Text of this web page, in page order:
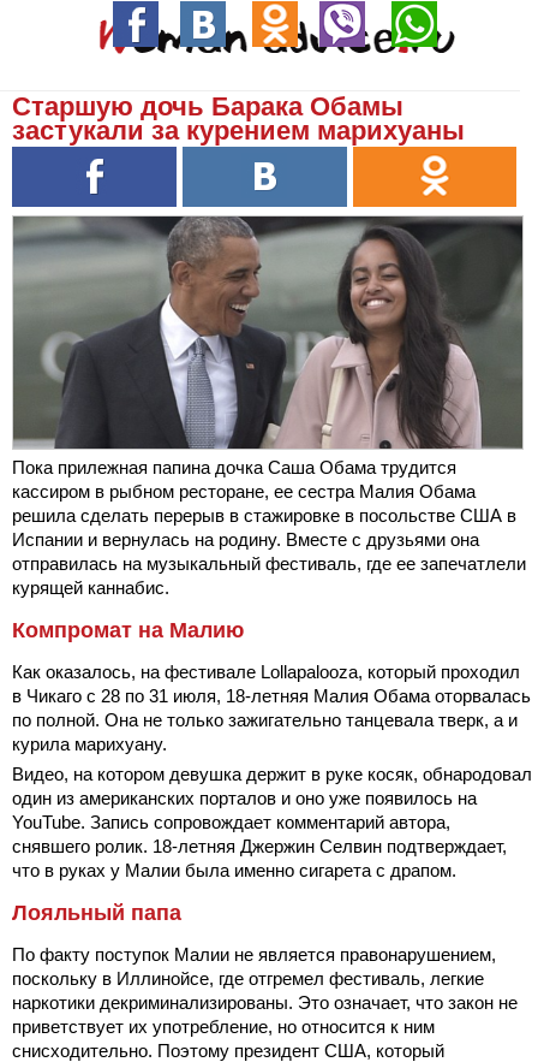
Старшую дочь Барака Обамы
застукали за курением марихуаны
Пока прилежная папина дочка Саша Обама трудится
кассиром в рыбном ресторане, ее сестра Малия Обама
решила сделать перерыв в стажировке в посольстве США в
Испании и вернулась на родину. Вместе с друзьями она
отправилась на музыкальный фестиваль, где ее запечатлели
курящей каннабис.
Компромат на Малию
Как оказалось, на фестивале Lollapalooza, который проходил
в Чикаго с 28 по 31 июля, 18-летняя Малия Обама оторвалась
по полной. Она не только зажигательно танцевала тверк, а и
курила марихуану.
Видео, на котором девушка держит в руке косяк, обнародовал
один из американских порталов и оно уже появилось на
YouTube. Запись сопровождает комментарий автора,
снявшего ролик. 18-летняя Джержин Селвин подтверждает,
что в руках у Малии была именно сигарета с драпом.
Лояльный папа
По факту поступок Малии не является правонарушением,
поскольку в Иллинойсе, где отгремел фестиваль, легкие
наркотики декриминализированы. Это означает, что закон не
приветствует их употребление, но относится к ним
снисходительно. Поэтому президент США, который